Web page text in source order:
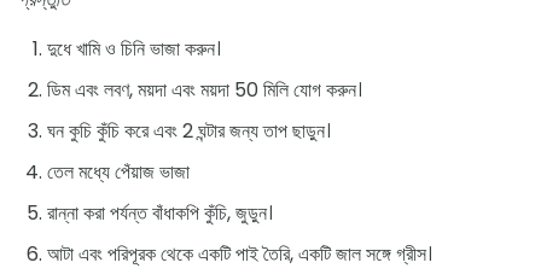
দুধে খামি ও চিনি ভাজা করুন।
ডিম এবং লবণ, ময়দা এবং ময়দা 50 মিলি যোগ করুন।
ঘন কুচি কুঁচি করে এবং 2 ঘন্টার জন্য তাপ ছাড়ুন।
তেল মধ্যে পেঁয়াজ ভাজা
রান্না করা পর্যন্ত বাঁধাকপি কুঁচি, জুড়ুন।
আটা এবং পরিপূরক থেকে একটি পাই তৈরি, একটি জাল সঙ্গে গ্রীস।